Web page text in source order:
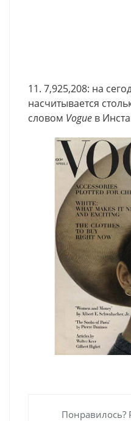
11. 7,925,208: на
насчитывается
словом Vogue в
Понравилось?